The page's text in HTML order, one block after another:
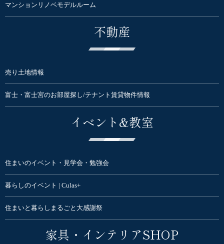
マンションリノベモデルルーム
不動産
売り土地情報
富士・富士宮のお部屋探し/テナント賃貸物件情報
イベント&教室
住まいのイベント・見学会・勉強会
暮らしのイベント | Culas+
住まいと暮らしまるごと大感謝祭
家具・インテリアSHOP